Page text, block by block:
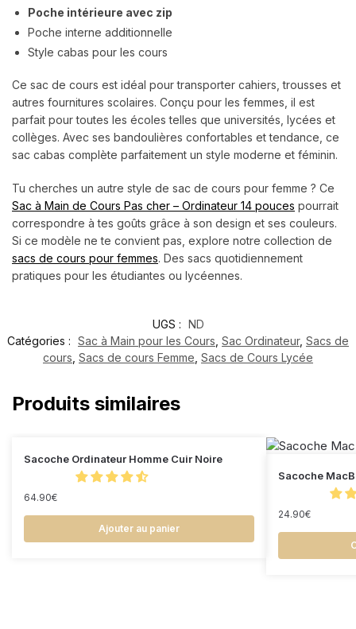
Poche intérieure avec zip
Poche interne additionnelle
Style cabas pour les cours
Ce sac de cours est idéal pour transporter cahiers, trousses et
autres fournitures scolaires. Conçu pour les femmes, il est
parfait pour toutes les écoles telles que universités, lycées et
collèges. Avec ses bandoulières confortables et tendance, ce
sac cabas complète parfaitement un style moderne et féminin.
Tu cherches un autre style de sac de cours pour femme ? Ce
Sac à Main de Cours Pas cher – Ordinateur 14 pouces pourrait
correspondre à tes goûts grâce à son design et ses couleurs.
Si ce modèle ne te convient pas, explore notre collection de
sacs de cours pour femmes. Des sacs quotidiennement
pratiques pour les étudiantes ou lycéennes.
UGS : ND
Catégories : Sac à Main pour les Cours Sac Ordinateur, Sacs de
cours Sacs de cours Femme Sacs de Cours Lycée
Produits similaires
Sacoche Ordinateur Homme Cuir Noire
64.90€
Ajouter au panier
Sacoche
24.90€